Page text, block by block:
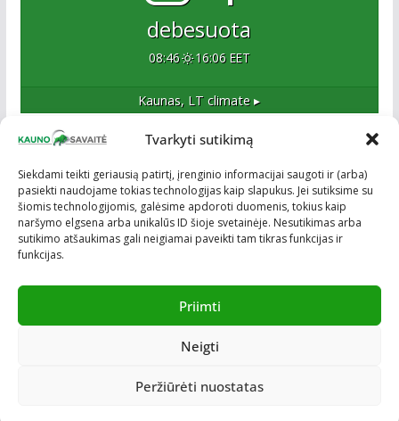
Tvarkyti sutikimą
Siekdami teikti geriausią patirtį, įrenginio informacijai saugoti ir (arba)
pasiekti naudojame tokias technologijas kaip slapukus. Jei sutiksime su
šiomis technologijomis, galėsime apdoroti duomenis, tokius kaip
naršymo elgsena arba unikalūs ID šioje svetainėje. Nesutikimas arba
sutikimo atšaukimas gali neigiamai paveikti tam tikras funkcijas ir
funkcijas.
Priimti
Neigti
Peržiūrėti nuostatas
debesuota
08:46 16:06 EET
Kaunas, LT climate ▸
Esame naujas Kaune, tačiau veržlus ir profesionalus
kolektyvas. Ne naujokai žiniasklaidoje. Į Kauną
žengiame tvirtai įsitikinę savo sėkme.
Visos teisės saugomos © ON MEDIA. Sukurta naudojant